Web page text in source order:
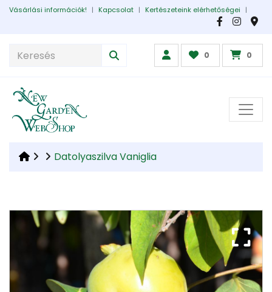
Vásárlási információk! | Kapcsolat | Kertészeteink elérhetőségei |
0 0
Datolyaszilva Vaniglia